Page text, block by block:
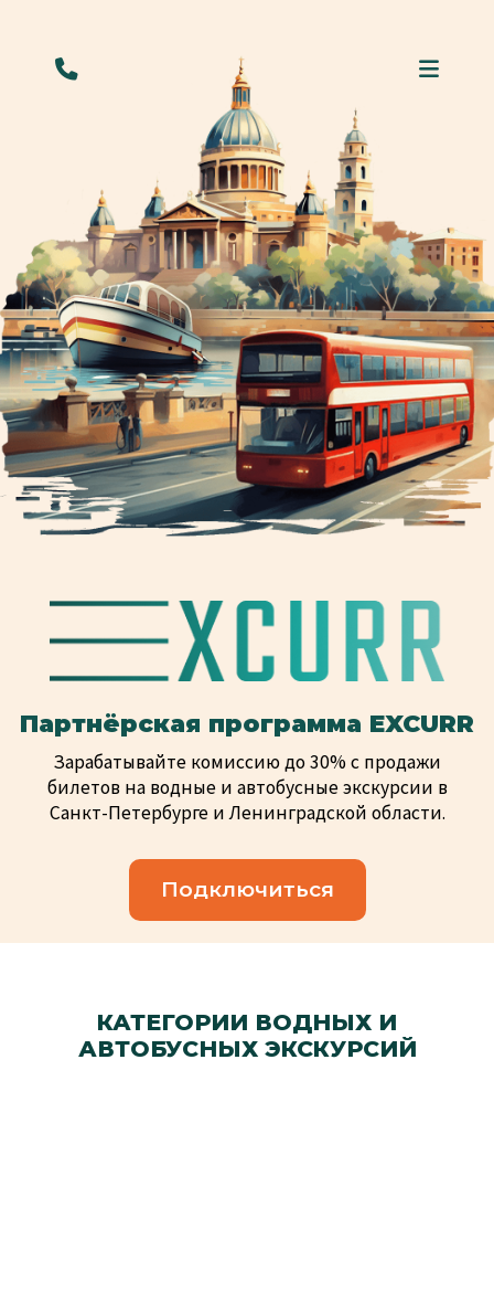
Партнёрская программа EXCURR
Зарабатывайте комиссию до 30% с продажи
билетов на водные и автобусные экскурсии в
Санкт-Петербурге и Ленинградской области.
Подключиться
КАТЕГОРИИ ВОДНЫХ И
АВТОБУСНЫХ ЭКСКУРСИЙ